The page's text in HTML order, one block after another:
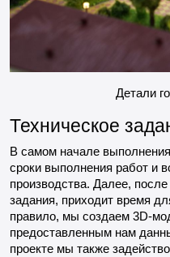
Детали
Техническое
В самом начале
сроки выполнения работ и
производства. Далее, после
задания, приходит время
правило, мы создаем 3D-
предоставленным нам
проекте мы также